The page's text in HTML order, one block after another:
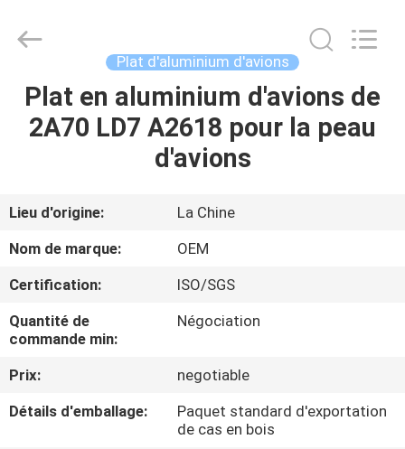
MAISON
AU
SUJET
DE
VISITE
Management
Services
Rights
Reserved.
Plat d'aluminium d'avions
Plat en aluminium d'avions de
2A70 LD7 A2618 pour la peau
d'avions
Lieu d'origine:
La Chine
Nom de marque:
OEM
Certification:
ISO/SGS
Quantité de
commande min:
Négociation
Prix:
negotiable
Détails d'emballage:
Paquet standard d'exportation
de cas en bois